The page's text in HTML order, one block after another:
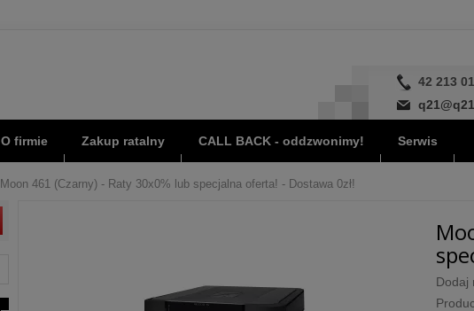
42 213
O firmie Zakup ratalny CALL BACK - oddzwonimy! Serwis
Moon 461 (Czarny) - Raty 30x0% lub specjalna oferta! - Dostawa 0zł!
Dodaj